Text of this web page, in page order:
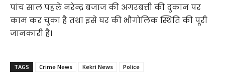
पांच साल पहले नरेन्द्र बजाज की अगरबत्ती की दुकान पर
काम कर चुका है तथा इसे घर की भौगोलिक स्थिति की पूरी
जानकारी है।
TAGS Crime News Kekri News Police